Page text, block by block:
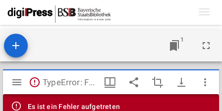
1
Mirador
Viewer
TypeError: Failed to fetch
Es ist ein Fehler aufgetreten